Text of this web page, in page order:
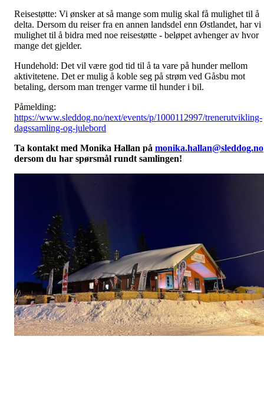
Reisestøtte: Vi ønsker at så mange som mulig skal få mulighet til å
delta. Dersom du reiser fra en annen landsdel enn Østlandet, har vi
mulighet til å bidra med noe reisestøtte - beløpet avhenger av hvor
mange det gjelder.
Hundehold: Det vil være god tid til å ta vare på hunder mellom
aktivitetene. Det er mulig å koble seg på strøm ved Gåsbu mot
betaling, dersom man trenger varme til hunder i bil.
Påmelding:
https://www.sleddog.no/next/events/p/1000112997/trenerutvikling-
dagssamling-og-julebord
Ta kontakt med Monika Hallan på monika.hallan@sleddog.no
dersom du har spørsmål rundt samlingen!